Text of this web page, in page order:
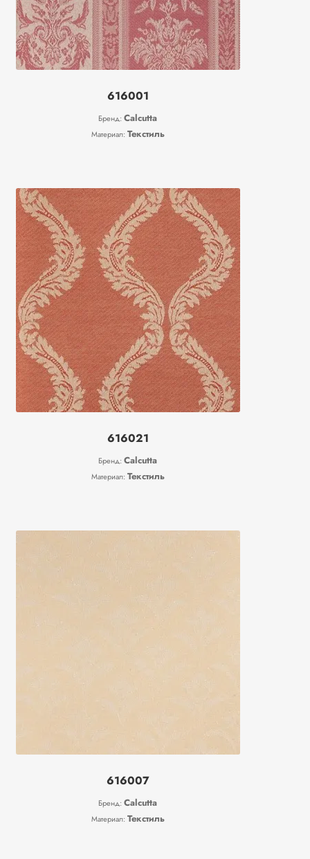
616001
Бренд:Calcutta
Материал: Текстиль
616021
Бренд:Calcutta
Материал: Текстиль
616007
Бренд:Calcutta
Материал: Текстиль